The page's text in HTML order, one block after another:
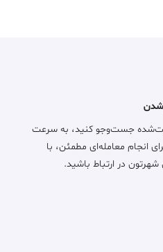
شدن
ثبت‌شده جست‌وجو کنید، به سرعت
انجام معامله‌ای مطمئن، با
در ارتباط باشید.